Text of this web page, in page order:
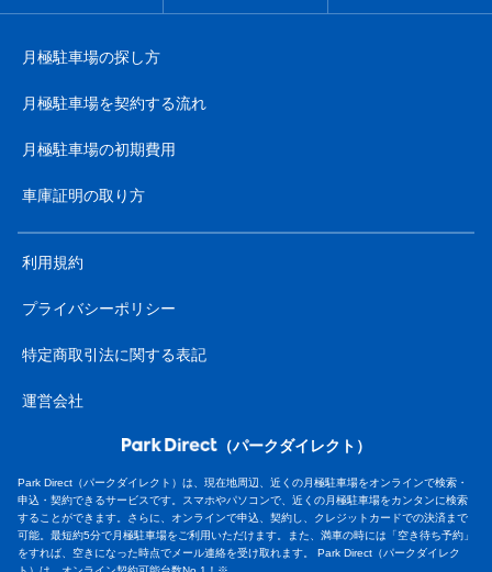
月極駐車場の探し方
月極駐車場を契約する流れ
月極駐車場の初期費用
車庫証明の取り方
利用規約
プライバシーポリシー
特定商取引法に関する表記
運営会社
（パークダイレクト）
Park Direct（パークダイレクト）は、現在地周辺、近くの月極駐車場をオンラインで検索・
申込・契約できるサービスです。スマホやパソコンで、近くの月極駐車場をカンタンに検索
することができます。さらに、オンラインで申込、契約し、クレジットカードでの決済まで
可能。最短約5分で月極駐車場をご利用いただけます。また、満車の時には「空き待ち予約」
をすれば、空きになった時点でメール連絡を受け取れます。 Park Direct（パークダイレク